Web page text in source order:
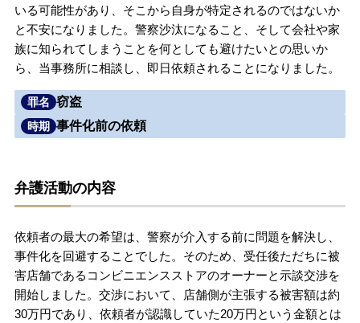
刑事事件について知りたい方
刑事事件データベース
いる可能性があり、そこから自身が特定されるのではないか
と不安になりました。警察沙汰になること、そして会社や家
族に知られてしまうことを何としても避けたいとの思いか
ら、当事務所に相談し、即日依頼されることになりました。
罪名 窃盗
時期 事件化前の依頼
弁護活動の内容
依頼者の最大の希望は、警察が介入する前に問題を解決し、
事件化を回避することでした。そのため、受任後ただちに被
害店舗であるコンビニエンスストアのオーナーと示談交渉を
開始しました。交渉において、店舗側が主張する被害額は約
30万円であり、依頼者が認識していた20万円という金額とは